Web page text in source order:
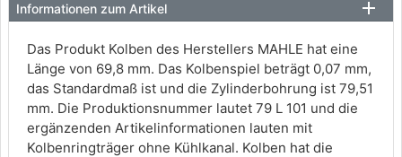
Informationen zum Artikel
Das Produkt Kolben des Herstellers MAHLE hat eine
Länge von 69,8 mm. Das Kolbenspiel beträgt 0,07 mm,
das Standardmaß ist und die Zylinderbohrung ist 79,51
mm. Die Produktionsnummer lautet 79 L 101 und die
ergänzenden Artikelinformationen lauten mit
Kolbenringträger ohne Kühlkanal. Kolben hat die